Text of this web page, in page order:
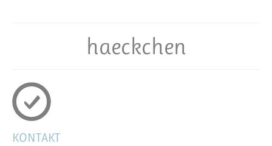
Blog
FAQ
haeckchen
KONTAKT